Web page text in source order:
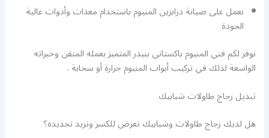
نعمل على صيانة درابزين المنيوم باستخدام معدات وأدوات عالية
الجودة
نوفر لكم فني المنيوم باكستاني بنيدر المتميز بعمله المتقن وخبراته
الواسعة لذلك في تركيب أبواب المنيوم جرارة أو سحابة .
تبديل زجاج طاولات شبابيك
هل لديك زجاج طاولات وشبابيك تعرض للكسر وتريد تجديده؟